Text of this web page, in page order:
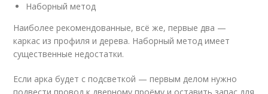
Наборный метод
Наиболее рекомендованные, всё же, первые два —
каркас из профиля и дерева. Наборный метод имеет
существенные недостатки.
Если арка будет с подсветкой — первым делом нужно